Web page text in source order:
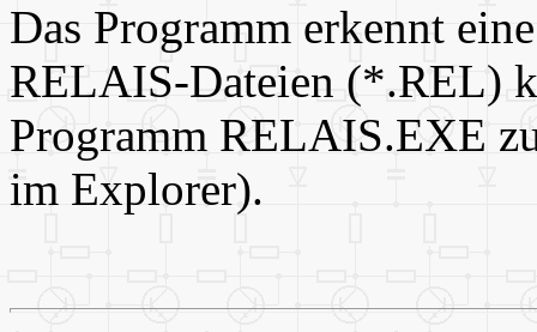
Das Programm erkennt
RELAIS-Dateien (*.REL)
Programm RELAIS.EXE
im Explorer).